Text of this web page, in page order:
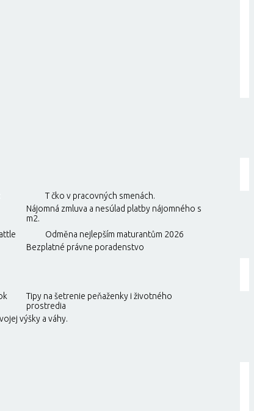
T čko v pracovných smenách.
Nájomná zmluva a nesúlad platby nájomného s
m2.
Odměna nejlepším maturantům 2026
Bezplatné právne poradenstvo
Tipy na šetrenie peňaženky i životného
prostredia
výšky a váhy.